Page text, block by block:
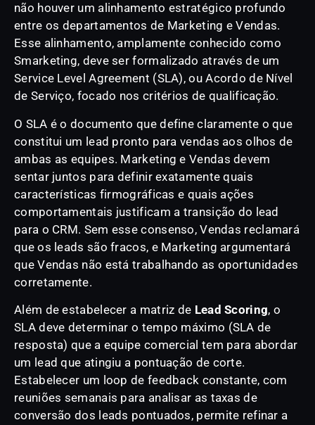
não houver um alinhamento estratégico profundo
entre os departamentos de Marketing e Vendas.
Esse alinhamento, amplamente conhecido como
Smarketing, deve ser formalizado através de um
Service Level Agreement (SLA), ou Acordo de Nível
de Serviço, focado nos critérios de qualificação.
O SLA é o documento que define claramente o que
constitui um lead pronto para vendas aos olhos de
ambas as equipes. Marketing e Vendas devem
sentar juntos para definir exatamente quais
características firmográficas e quais ações
comportamentais justificam a transição do lead
para o CRM. Sem esse consenso, Vendas reclamará
que os leads são fracos, e Marketing argumentará
que Vendas não está trabalhando as oportunidades
corretamente.
Além de estabelecer a matriz de Lead Scoring, o
SLA deve determinar o tempo máximo (SLA de
resposta) que a equipe comercial tem para abordar
um lead que atingiu a pontuação de corte.
Estabelecer um loop de feedback constante, com
reuniões semanais para analisar as taxas de
conversão dos leads pontuados, permite refinar a